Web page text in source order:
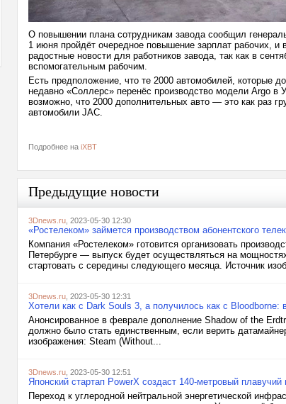
О повышении плана сотрудникам завода сообщил
1 июня пройдёт очередное повышение зарплат рабочих, и
радостные новости для работников завода, так как в
вспомогательным рабочим.
Есть предположение, что те 2000 автомобилей, которые
недавно «Соллерс» перенёс производство модели Argo в
возможно, что 2000 дополнительных авто — это как раз
автомобили JAC.
Подробнее на iXBT
Предыдущие новости
3Dnews.ru , 2023-05-30 12:30
«Ростелеком» займется производством абонентского
Компания «Ростелеком» готовится организовать
Петербурге — выпуск будет осуществляться на
стартовать с середины следующего месяца. Источник
3Dnews.ru , 2023-05-30 12:31
Хотели как с Dark Souls 3, а получилось как с Bloodborne:
Анонсированное в феврале дополнение Shadow of the
должно было стать единственным, если верить
изображения: Steam (Without...
3Dnews.ru , 2023-05-30 12:51
Японский стартап PowerX создаст 140-метровый
Переход к углеродной нейтральной энергетической